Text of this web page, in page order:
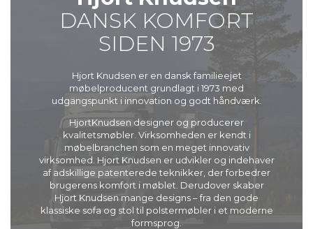
DANSK KOMFORT
SIDEN 1973
Hjort Knudsen er en dansk familieejet
møbelproducent grundlagt i 1973 med
udgangspunkt i innovation og godt håndværk.
HjortKnudsen designer og producerer
kvalitetsmøbler. Virksomheden er kendt i
møbelbranchen som en meget innovativ
virksomhed. Hjort Knudsen er udvikler og indehaver
af adskillige patenterede teknikker, der forbedrer
brugerens komfort i møblet. Derudover skaber
Hjort Knudsen mange designs – fra den gode
klassiske sofa og stol til polstermøbler i et moderne
formsprog.